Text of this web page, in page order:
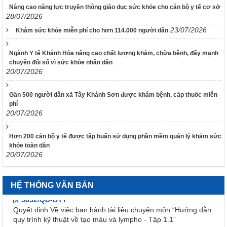
Nâng cao năng lực truyền thông giáo dục sức khỏe cho cán bộ y tế cơ sở
28/07/2026
Khám sức khỏe miễn phí cho hơn 114.000 người dân 23/07/2026
Ngành Y tế Khánh Hòa nâng cao chất lượng khám, chữa bệnh, đẩy mạnh
chuyển đổi số vì sức khỏe nhân dân
20/07/2026
Gần 500 người dân xã Tây Khánh Sơn được khám bệnh, cấp thuốc miễn
phí
20/07/2026
Hơn 200 cán bộ y tế được tập huấn sử dụng phần mềm quản lý khám sức
khỏe toàn dân
20/07/2026
HỆ THỐNG VĂN BẢN
48/TB-UBND
Kết luận của Phó Chủ tịch UBND tỉnh Đinh Văn Thiệu kiêm
Phó Trưởng Ban chỉ đạo phòng, chống dịch Covid-19 tỉnh
Khánh Hòa tại cuộc họp Ban Chỉ đạo phòng, chống dịch
38/TB-UBND
Kết luận của Chủ tịch UBND tỉnh Nguyễn Tấn Tuân kiêm
Trưởng Ban chỉ đạo phòng, chống dịch Covid-19 tỉnh Khánh
Hòa tại cuộc họp Ban chỉ đạo phòng, chống dịch Covid-19
ngày 25/01/2022
3639/QĐ-BYT
quy trình kỹ thuật về Huyết học” – Tập 1
3633/QĐ-BYT
3632/QĐ-BYT
Quyết định Về việc ban hành tài liệu chuyên môn “Hướng dẫn
quy trình kỹ thuật về tạo máu và lympho - Tập 1.1”
3634/QĐ-BYT